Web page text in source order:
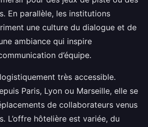
En parallèle, les institutions
une culture du dialogue et de
ambiance qui inspire
d’équipe.
très accessible.
Paris, Lyon ou Marseille, elle se
de collaborateurs venus
L’offre hôtelière est variée, du